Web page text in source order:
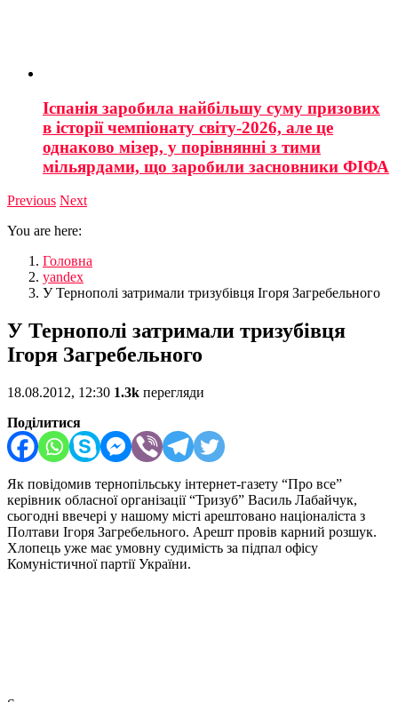
Іспанія заробила найбільшу суму призових
в історії чемпіонату світу-2026, але це
однаково мізер, у порівнянні з тими
мільярдами, що заробили засновники ФІФА
Previous Next
You are here:
Головна
yandex
У Тернополі затримали тризубівця Ігоря Загребельного
У Тернополі затримали тризубівця
Ігоря Загребельного
18.08.2012, 12:30 1.3k перегляди
Поділитися
Як повідомив тернопільську інтернет-газету “Про все”
керівник обласної організації “Тризуб” Василь Лабайчук,
сьогодні ввечері у нашому місті арештовано націоналіста з
Полтави Ігоря Загребельного. Арешт провів карний розшук.
Хлопець уже має умовну судимість за підпал офісу
Комуністичної партії України.